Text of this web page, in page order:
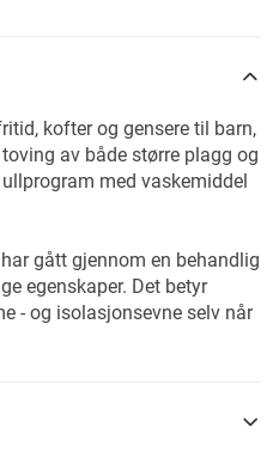
kofter og gensere til barn,
av både større plagg og
med vaskemiddel
gått gjennom en behandlig
egenskaper. Det betyr
- og isolasjonsevne selv når